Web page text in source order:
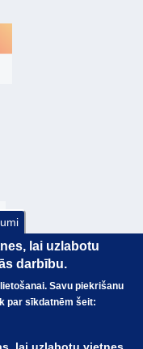
KURSS
lai uzlabotu
darbību.
Savu piekrišanu
par sīkdatnēm šeit: